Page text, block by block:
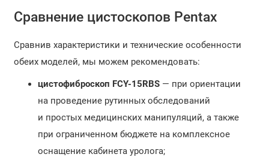
Сравнение цистоскопов Pentax
Сравнив характеристики и технические особенности
обеих моделей, мы можем рекомендовать:
цистофиброскоп FCY-15RBS— при ориентации
на проведение рутинных обследований
и простых медицинских манипуляций, а также
при ограниченном бюджете на комплексное
оснащение кабинета уролога;